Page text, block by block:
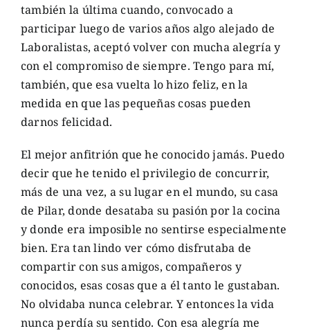
también la última cuando, convocado a
participar luego de varios años algo alejado de
Laboralistas, aceptó volver con mucha alegría y
con el compromiso de siempre. Tengo para mí,
también, que esa vuelta lo hizo feliz, en la
medida en que las pequeñas cosas pueden
darnos felicidad.
El mejor anfitrión que he conocido jamás. Puedo
decir que he tenido el privilegio de concurrir,
más de una vez, a su lugar en el mundo, su casa
de Pilar, donde desataba su pasión por la cocina
y donde era imposible no sentirse especialmente
bien. Era tan lindo ver cómo disfrutaba de
compartir con sus amigos, compañeros y
conocidos, esas cosas que a él tanto le gustaban.
No olvidaba nunca celebrar. Y entonces la vida
nunca perdía su sentido. Con esa alegría me